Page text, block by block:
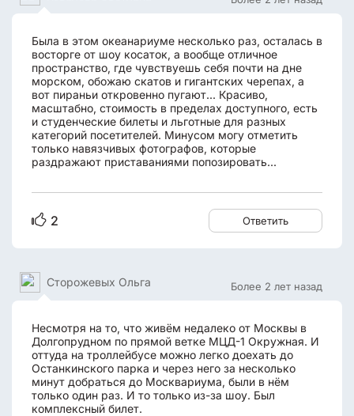
Была в этом океанариуме несколько раз, осталась в
восторге от шоу косаток, а вообще отличное
пространство, где чувствуешь себя почти на дне
морском, обожаю скатов и гигантских черепах, а
вот пираньи откровенно пугают... Красиво,
масштабно, стоимость в пределах доступного, есть
и студенческие билеты и льготные для разных
категорий посетителей. Минусом могу отметить
только навязчивых фотографов, которые
раздражают приставаниями попозировать...
2 Ответить
Более 2 лет назад
Сторожевых Ольга
Несмотря на то, что живём недалеко от Москвы в
Долгопрудном по прямой ветке МЦД-1 Окружная. И
оттуда на троллейбусе можно легко доехать до
Останкинского парка и через него за несколько
минут добраться до Москвариума, были в нём
только один раз. И то только из-за шоу. Был
комплексный билет.